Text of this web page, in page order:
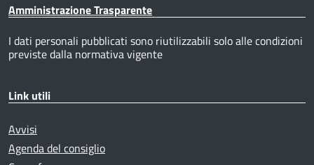
Amministrazione Trasparente
I dati personali pubblicati sono riutilizzabili solo alle condizioni
previste dalla normativa vigente
Link utili
Avvisi
Agenda del consiglio